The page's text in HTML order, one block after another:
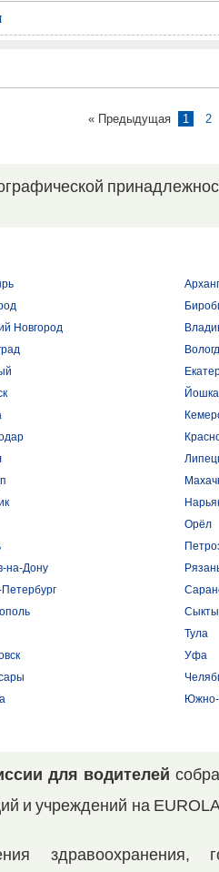
« Предыдущая 1 2
Новгород
Орёл
на-Дону
Тула
Уфа
Южно-
для водителей
и учреждений на
здравоохранения,